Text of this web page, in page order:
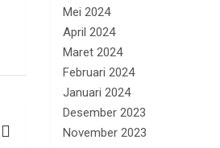
Mei 2024
April 2024
Maret 2024
Februari 2024
Januari 2024
Desember 2023
November 2023